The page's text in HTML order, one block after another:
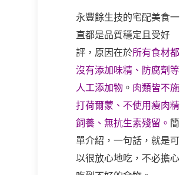
永豐餘生技的宅配美食一
直都是品質穩定且受好
評，原因在於所有食材都
沒有添加味精、防腐劑等
人工添加物 。 肉類皆不施
打荷爾蒙、不使用瘦肉精
飼養、無抗生素殘留。 簡
單介紹，一句話，就是可
以很放心地吃，不必擔心